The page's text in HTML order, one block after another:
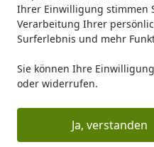
Ihrer Einwilligung stimmen
Verarbeitung Ihrer
Surferlebnis und mehr
Sie können Ihre
oder widerrufen.
Ja, verstanden
Marken Sale %
Grill Grill Ersatzteile